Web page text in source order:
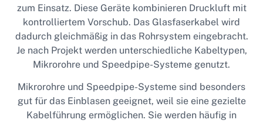
zum Einsatz. Diese Geräte kombinieren Druckluft mit
kontrolliertem Vorschub. Das Glasfaserkabel wird
dadurch gleichmäßig in das Rohrsystem eingebracht.
Je nach Projekt werden unterschiedliche Kabeltypen,
Mikrorohre und Speedpipe-Systeme genutzt.
Mikrorohre und Speedpipe-Systeme sind besonders
gut für das Einblasen geeignet, weil sie eine gezielte
Kabelführung ermöglichen. Sie werden häufig in